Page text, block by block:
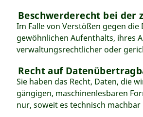
Beschwerderecht bei der
Im Falle von Verstößen gegen
gewöhnlichen Aufenthalts, ihres
verwaltungsrechtlicher oder
Recht auf
Sie haben das Recht, Daten, die
gängigen, maschinenlesbaren
nur, soweit es technisch machbar